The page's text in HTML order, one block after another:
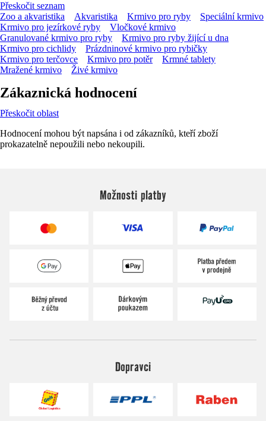
Přeskočit seznam
Zoo a akvaristika
Akvaristika Krmivo pro ryby
Speciální krmivo
Krmivo pro jezírkové ryby
Vločkové krmivo
Granulované krmivo pro ryby
Krmivo pro ryby žijící u dna
Krmivo pro cichlidy
Prázdninové krmivo pro rybičky
Krmivo pro terčovce
Krmivo pro potěr
Krmné tablety
Mražené krmivo
Živé krmivo
Zákaznická hodnocení
Přeskočit oblast
Hodnocení mohou být napsána i od zákazníků, kteří zboží
prokazatelně nepoužili nebo nekoupili.
Možnosti platby
Dopravci